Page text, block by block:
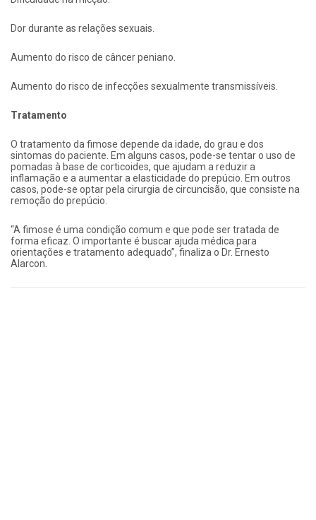
Dor durante as relações sexuais.
Aumento do risco de câncer peniano.
Aumento do risco de infecções sexualmente transmissíveis.
Tratamento
O tratamento da fimose depende da idade, do grau e dos
sintomas do paciente. Em alguns casos, pode-se tentar o uso de
pomadas à base de corticoides, que ajudam a reduzir a
inflamação e a aumentar a elasticidade do prepúcio. Em outros
casos, pode-se optar pela cirurgia de circuncisão, que consiste na
remoção do prepúcio.
“A fimose é uma condição comum e que pode ser tratada de
forma eficaz. O importante é buscar ajuda médica para
orientações e tratamento adequado”, finaliza o Dr. Ernesto
Alarcon.